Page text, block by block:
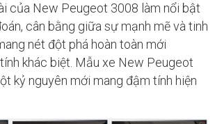
của New Peugeot 3008 làm nổi bật
cân bằng giữa sự mạnh mẽ và tinh
nét đột phá hoàn toàn mới
khác biệt. Mẫu xe New Peugeot
kỷ nguyên mới mang đậm tính hiện